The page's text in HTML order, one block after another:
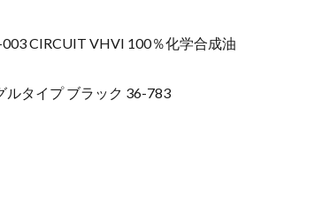
CIRCUIT VHVI 100％化学合成油
ルタイプ ブラック 36-783